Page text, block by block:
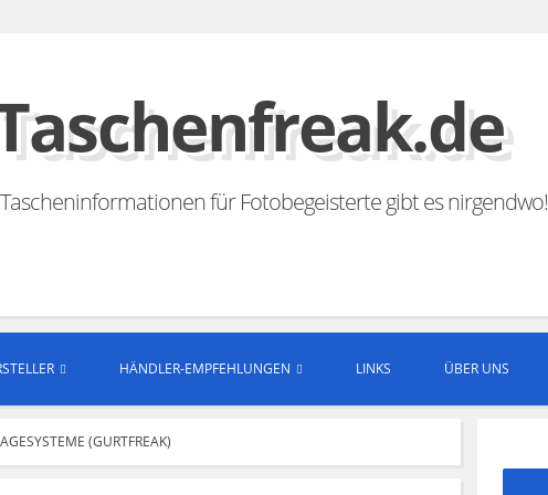
für Fotobegeisterte gibt es nirgendwo!
HÄNDLER-EMPFEHLUNGEN LINKS ÜBER UNS
(GURTFREAK)